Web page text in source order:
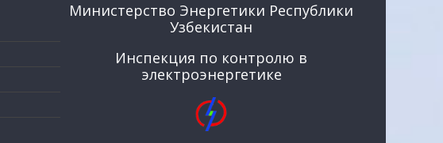
Министерство Энергетики Республики
Узбекистан
Инспекция по контролю в
электроэнергетике